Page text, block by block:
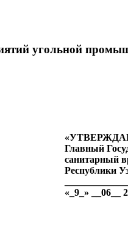
угольной
Главный
санитарный
Республики
«_9_» __06__